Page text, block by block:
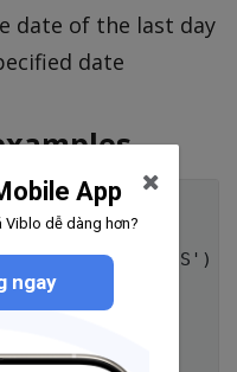
date of the last day
date
MM-DD HH24:MI:SS')
App
Viblo dễ dàng hơn?
ngay